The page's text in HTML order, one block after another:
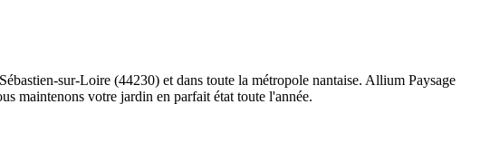
sur-Loire (44230) et dans toute la métropole nantaise. Allium Paysage
maintenons votre jardin en parfait état toute l'année.